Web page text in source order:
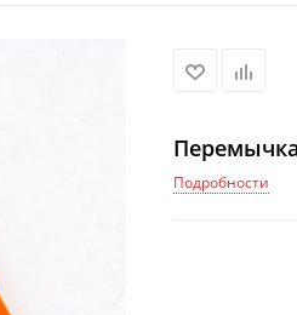
Подробности